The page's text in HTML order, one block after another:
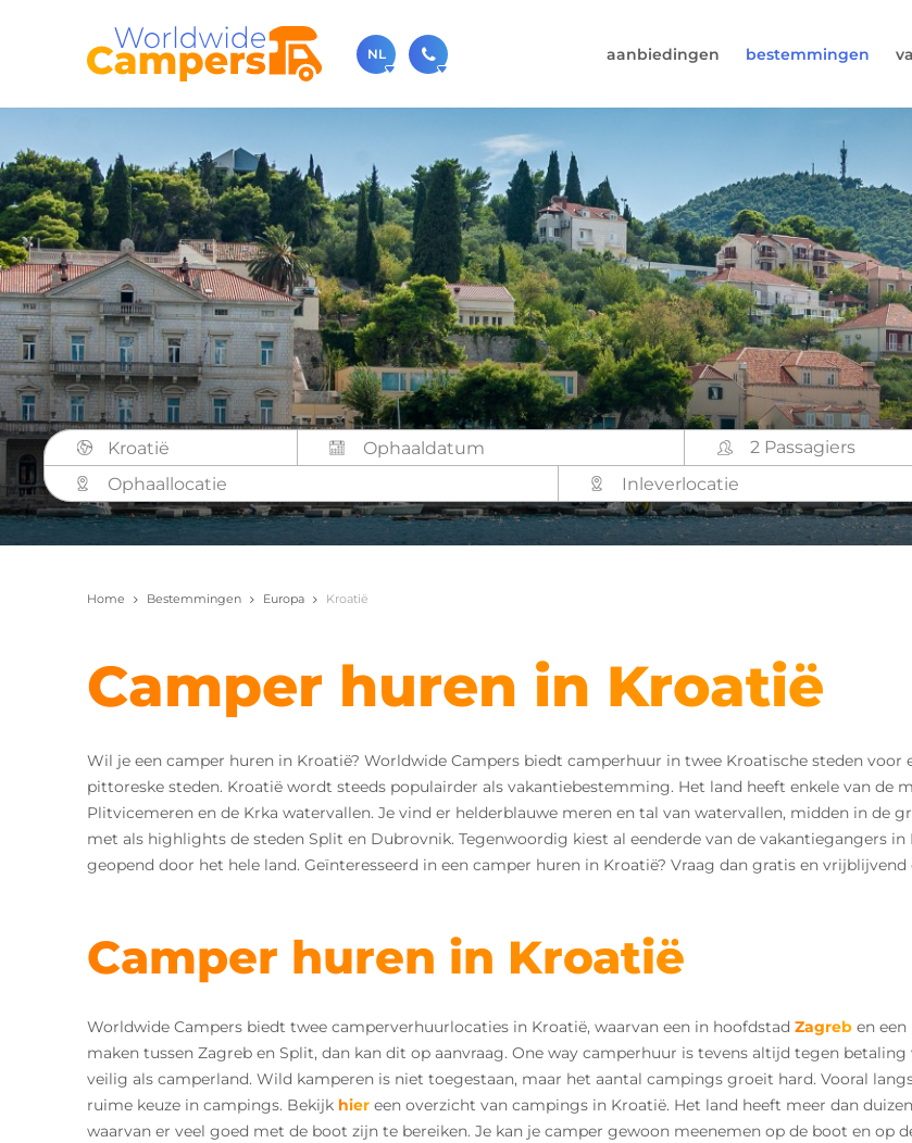
NL
030-6974964
Bel ons gerust (beschikbaar ma t/m vr van 9u tot 17u).
sales@worldwidecampers.com
Je kunt ons natuurlijk ook altijd een mailtje sturen.
aanbiedingen bestemmingen
Kroatië
2 Passagiers
Ophaallocatie
Inleverlocatie
Home Bestemmingen Europa Kroatië
Camper huren in Kroatië
Wil je een camper huren in Kroatië? Worldwide Campers biedt camperhuur in twee Kroatische steden
pittoreske steden. Kroatië wordt steeds populairder als vakantiebestemming. Het land heeft enkele van de
Plitvicemeren en de Krka watervallen. Je vind er helderblauwe meren en tal van watervallen, midden in de
met als highlights de steden Split en Dubrovnik. Tegenwoordig kiest al eenderde van de vakantiegangers
geopend door het hele land. Geïnteresseerd in een camper huren in Kroatië? Vraag dan gratis en
Camper huren in Kroatië
Worldwide Campers biedt twee camperverhuurlocaties in Kroatië, waarvan een in hoofdstad Zagreb en
maken tussen Zagreb en Split, dan kan dit op aanvraag. One way camperhuur is tevens altijd tegen
veilig als camperland. Wild kamperen is niet toegestaan, maar het aantal campings groeit hard. Vooral
ruime keuze in campings. Bekijk hier een overzicht van campings in Kroatië. Het land heeft meer dan
waarvan er veel goed met de boot zijn te bereiken. Je kan je camper gewoon meenemen op de boot en op